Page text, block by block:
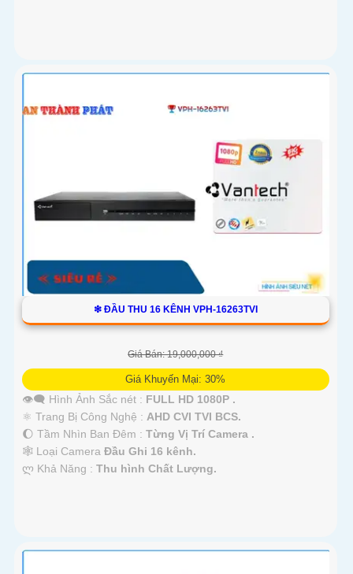
❇ ĐẦU THU 16 KÊNH VPH-16263TVI
Giá Bán: 19,000,000 ₫
Giá Khuyến Mại: 30%
👁️‍🗨 Hình Ảnh Sắc nét : FULL HD 1080P .
⚛️ Trang Bị Công Nghệ : AHD CVI TVI BCS.
🌔 Tầm Nhìn Ban Đêm : Từng Vị Trí Camera .
🕸️ Loại Camera Đầu Ghi 16 kênh.
️ლ Khả Năng : Thu hình Chất Lượng.